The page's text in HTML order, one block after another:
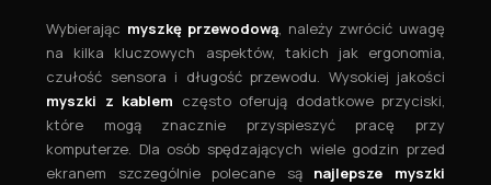
Wybierając myszkę przewodową, należy zwrócić uwagę
na kilka kluczowych aspektów, takich jak ergonomia,
czułość sensora i długość przewodu. Wysokiej jakości
myszki z kablem często oferują dodatkowe przyciski,
które mogą znacznie przyspieszyć pracę przy
komputerze. Dla osób spędzających wiele godzin przed
ekranem szczególnie polecane są najlepsze myszki